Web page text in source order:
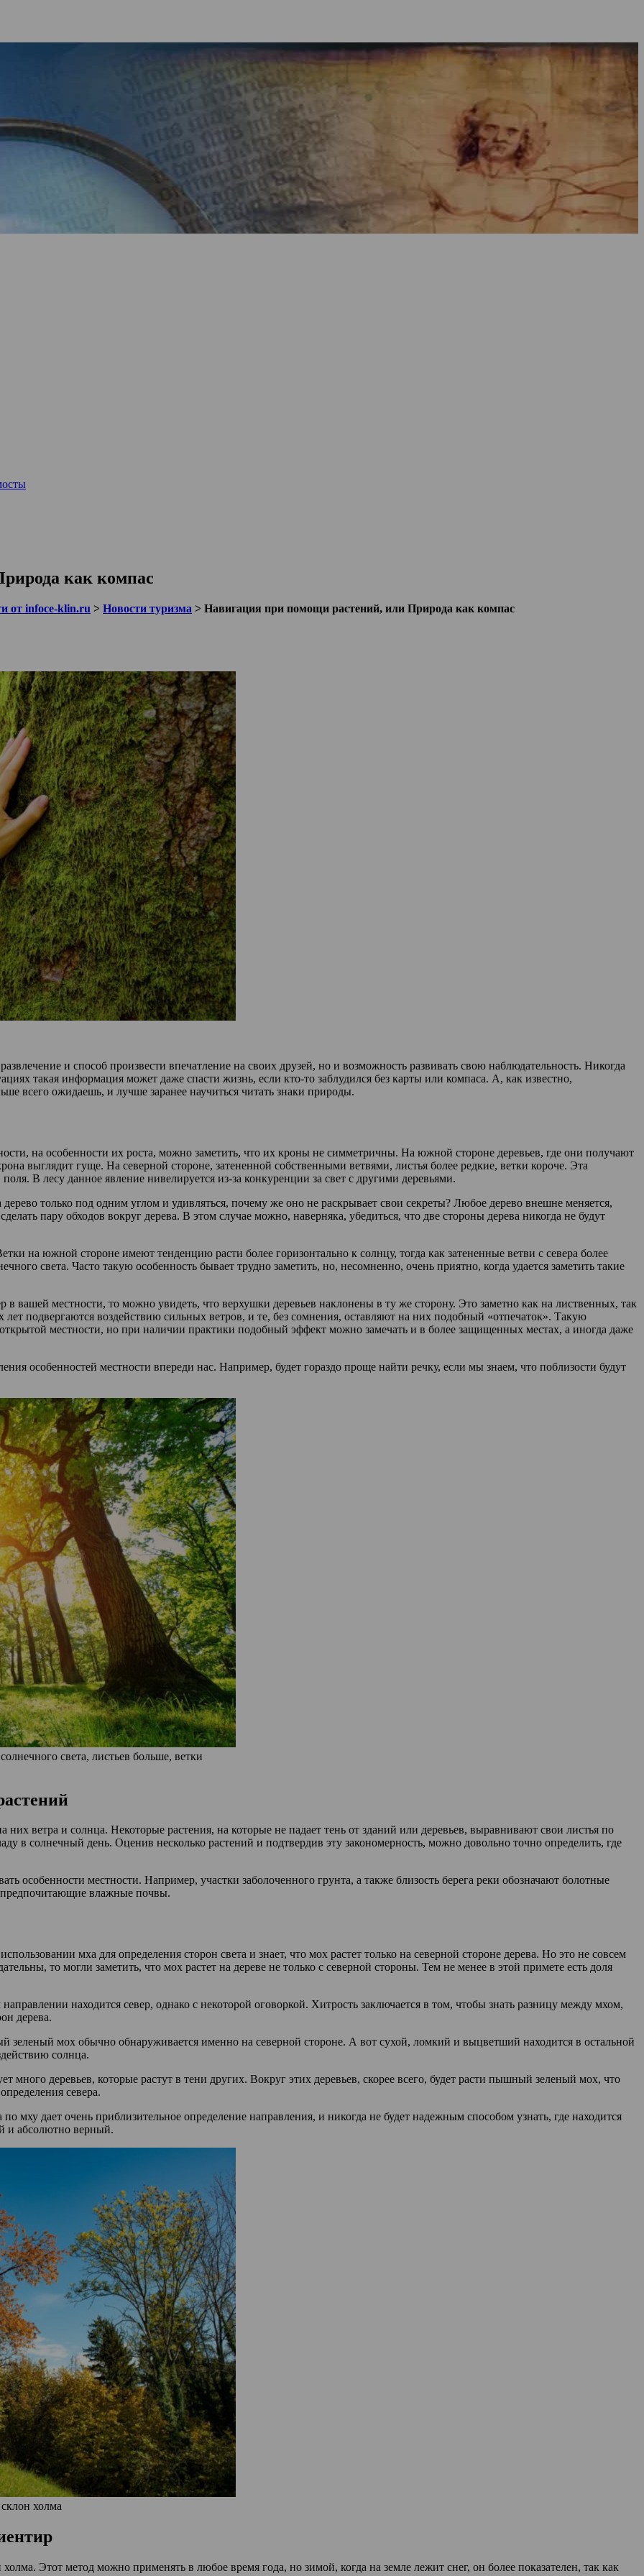
как компас
от infoce-klin.ru > Новости туризма > Навигация при помощи растений, или Природа как компас
и способ произвести впечатление на своих друзей, но и возможность развивать свою наблюдательность. Никогда
такая информация может даже спасти жизнь, если кто-то заблудился без карты или компаса. А, как известно,
всего ожидаешь, и лучше заранее научиться читать знаки природы.
на особенности их роста, можно заметить, что их кроны не симметричны. На южной стороне деревьев, где они получают
выглядит гуще. На северной стороне, затененной собственными ветвями, листья более редкие, ветки короче. Эта
В лесу данное явление нивелируется из-за конкуренции за свет с другими деревьями.
только под одним углом и удивляться, почему же оно не раскрывает свои секреты? Любое дерево внешне меняется,
пару обходов вокруг дерева. В этом случае можно, наверняка, убедиться, что две стороны дерева никогда не будут
на южной стороне имеют тенденцию расти более горизонтально к солнцу, тогда как затененные ветви с севера более
света. Часто такую особенность бывает трудно заметить, но, несомненно, очень приятно, когда удается заметить такие
вашей местности, то можно увидеть, что верхушки деревьев наклонены в ту же сторону. Это заметно как на лиственных, так
подвергаются воздействию сильных ветров, и те, без сомнения, оставляют на них подобный «отпечаток». Такую
открытой местности, но при наличии практики подобный эффект можно замечать и в более защищенных местах, а иногда даже
особенностей местности впереди нас. Например, будет гораздо проще найти речку, если мы знаем, что поблизости будут
света, листьев больше, ветки
них ветра и солнца. Некоторые растения, на которые не падает тень от зданий или деревьев, выравнивают свои листья по
в солнечный день. Оценив несколько растений и подтвердив эту закономерность, можно довольно точно определить, где
особенности местности. Например, участки заболоченного грунта, а также близость берега реки обозначают болотные
предпочитающие влажные почвы.
мха для определения сторон света и знает, что мох растет только на северной стороне дерева. Но это не совсем
то могли заметить, что мох растет на дереве не только с северной стороны. Тем не менее в этой примете есть доля
находится север, однако с некоторой оговоркой. Хитрость заключается в том, чтобы знать разницу между мхом,
дерева.
мох обычно обнаруживается именно на северной стороне. А вот сухой, ломкий и выцветший находится в остальной
солнца.
много деревьев, которые растут в тени других. Вокруг этих деревьев, скорее всего, будет расти пышный зеленый мох, что
севера.
мху дает очень приблизительное определение направления, и никогда не будет надежным способом узнать, где находится
и абсолютно верный.
холма
Этот метод можно применять в любое время года, но зимой, когда на земле лежит снег, он более показателен, так как